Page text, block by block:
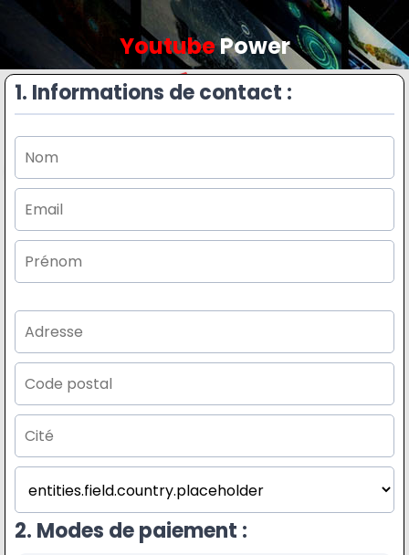
YoutubePower
1. Informations de contact :
2. Modes de paiement :